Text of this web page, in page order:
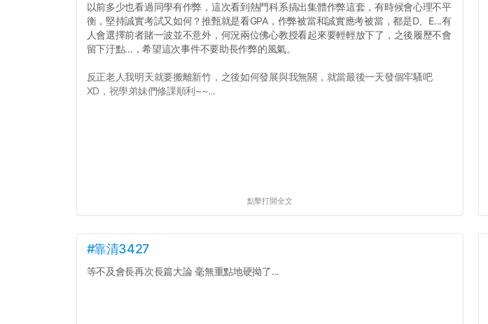
以前多少也看過同學有作弊，這次看到熱門科系搞出集體作弊這套，有時候會心理不平
衡，堅持誠實考試又如何？推甄就是看GPA，作弊被當和誠實應考被當，都是D、E...有
人會選擇前者賭一波並不意外，何況兩位佛心教授看起來要輕輕放下了，之後履歷不會
留下汙點...，希望這次事件不要助長作弊的風氣。
反正老人我明天就要搬離新竹，之後如何發展與我無關，就當最後一天發個牢騷吧
XD，祝學弟妹們修課順利~~...
點擊打開全文
#靠清3427
等不及會長再次長篇大論 毫無重點地硬拗了...